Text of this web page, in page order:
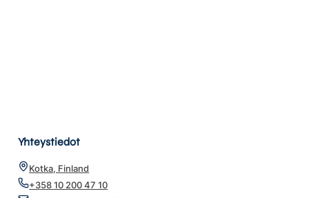
Yhteystiedot
Kotka, Finland
+358 10 200 47 10